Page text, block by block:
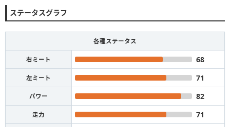
ステータスグラフ
各種ステータス
右ミート 68
左ミート 71
パワー 82
走力 71